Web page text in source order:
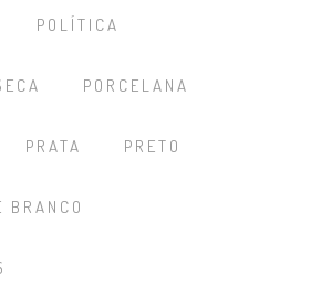
POLÍTICA
PORCELANA
PRATA PRETO
BRANCO